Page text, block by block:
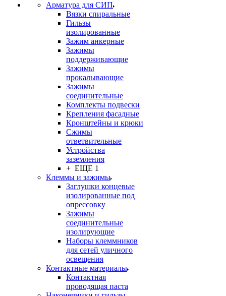
Арматура для СИП
Вязки спиральные
Гильзы
изолированные
Зажим анкерные
Зажимы
поддерживающие
Зажимы
прокалывающие
Зажимы
соединительные
Комплекты подвески
Крепления фасадные
Кронштейны и крюки
Сжимы
ответвительные
Устройства
заземления
+ ЕЩЕ 1
Клеммы и зажимы
Заглушки концевые
изолированные под
опрессовку
Зажимы
соединительные
изолирующие
Наборы клеммников
для сетей уличного
освещения
Контактные материалы
Контактная
проводящая паста